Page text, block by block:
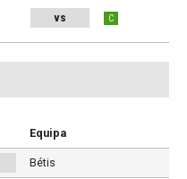
vs C
Equipa
Bétis